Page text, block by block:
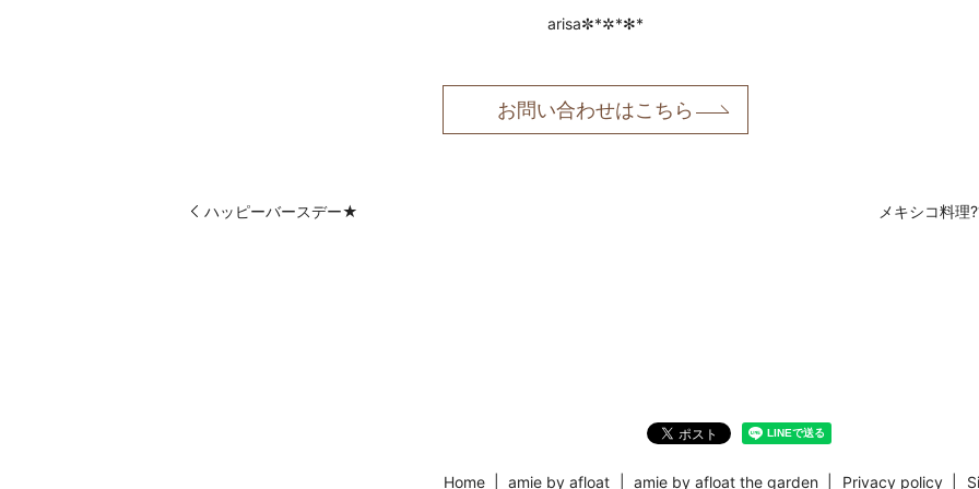
arisa✼*✲*✻*
お問い合わせはこちら
ハッピーバースデー★ メキシコ料理
Home amie by afloat amie by afloat the garden Privacy policy